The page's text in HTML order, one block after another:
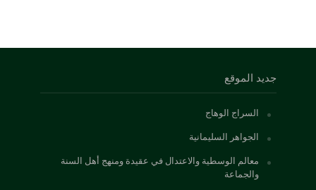
جديد الموقع
السراج الوهاج
الجواهر السليمانية
معالم الوسطية والاعتدال في عقيدة ومنهج أهل السنة
والجماعة